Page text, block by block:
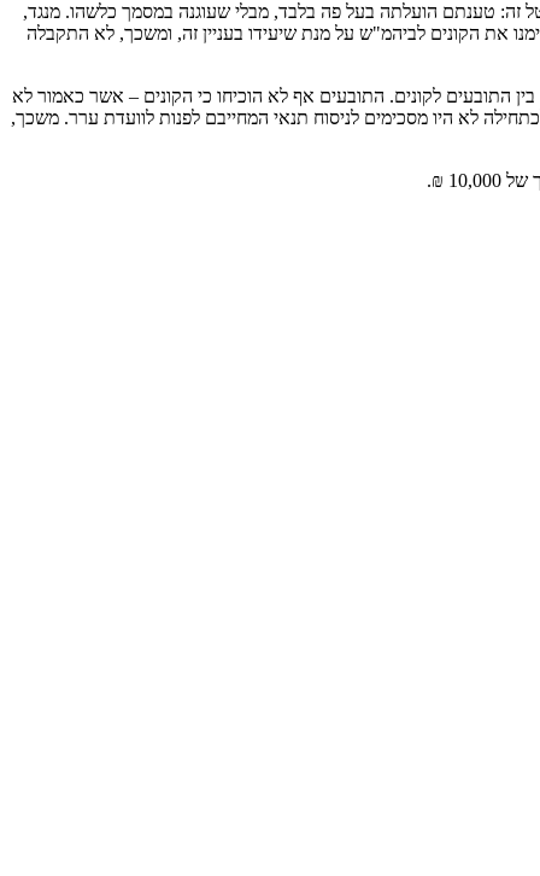
זה: טענתם הועלתה בעל פה בלבד, מבלי שעוגנה במסמך כלשהו. מנגד,
את הקונים לביהמ"ש על מנת שיעידו בעניין זה, ומשכך, לא התקבלה
לקונים. התובעים אף לא הוכיחו כי הקונים – אשר כאמור לא
לא היו מסכימים לניסוח תנאי המחייבם לפנות לוועדת ערר. משכך,
₪.